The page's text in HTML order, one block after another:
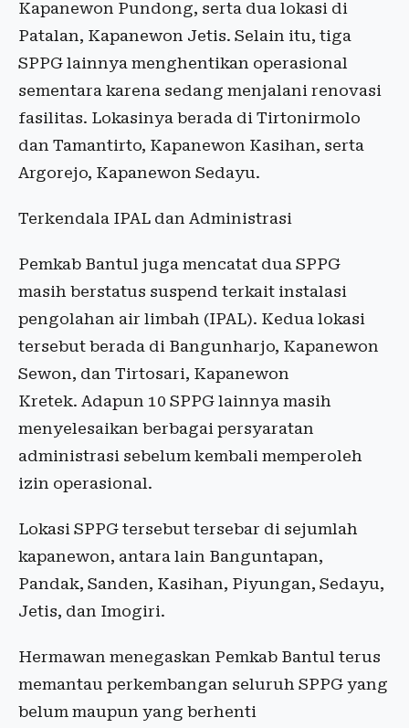
Kapanewon Pundong, serta dua lokasi di
Patalan, Kapanewon Jetis. Selain itu, tiga
SPPG lainnya menghentikan operasional
sementara karena sedang menjalani renovasi
fasilitas. Lokasinya berada di Tirtonirmolo
dan Tamantirto, Kapanewon Kasihan, serta
Argorejo, Kapanewon Sedayu.
Terkendala IPAL dan Administrasi
Pemkab Bantul juga mencatat dua SPPG
masih berstatus suspend terkait instalasi
pengolahan air limbah (IPAL). Kedua lokasi
tersebut berada di Bangunharjo, Kapanewon
Sewon, dan Tirtosari, Kapanewon
Kretek. Adapun 10 SPPG lainnya masih
menyelesaikan berbagai persyaratan
administrasi sebelum kembali memperoleh
izin operasional.
Lokasi SPPG tersebut tersebar di sejumlah
kapanewon, antara lain Banguntapan,
Pandak, Sanden, Kasihan, Piyungan, Sedayu,
Jetis, dan Imogiri.
Hermawan menegaskan Pemkab Bantul terus
memantau perkembangan seluruh SPPG yang
belum maupun yang berhenti